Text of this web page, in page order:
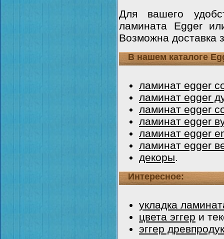
Для вашего
ламината Egger
Возможна
В нашем каталоге
ламинат egger
ламинат egger
ламинат egger
ламинат egger
ламинат egger
ламинат egger
декоры.
Интересное:
укладка
цвета эггер и
эггер